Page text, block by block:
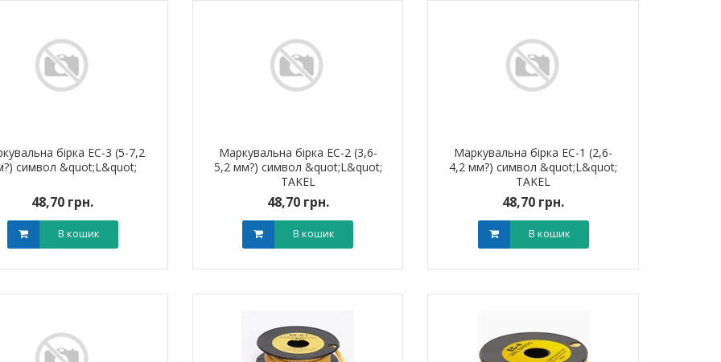
бірка ЕС-3 (5-7,2
символ &quot;L&quot;
48,70 грн.
В кошик
Маркувальна бірка ЕС-2 (3,6-
5,2 мм?) символ &quot;L&quot;
TAKEL
48,70 грн.
В кошик
Маркувальна бірка ЕС-1 (2,6-
4,2 мм?) символ &quot;L&quot;
TAKEL
48,70 грн.
В кошик